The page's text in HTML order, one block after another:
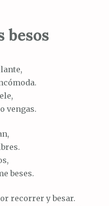
besos
vengas.
beses.
recorrer y besar.